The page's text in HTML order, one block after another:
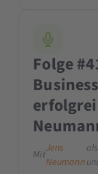
Folge
Mit
Jens
Neumann